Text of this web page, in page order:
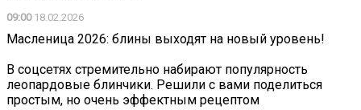
09:0018.02.2026
Масленица 2026: блины выходят на новый уровень!
В соцсетях стремительно набирают популярность
леопардовые блинчики. Решили с вами поделиться
простым, но очень эффектным рецептом